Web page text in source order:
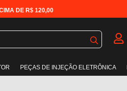
DE R$ 120,00
PEÇAS DE INJEÇÃO ELETRÔNICA